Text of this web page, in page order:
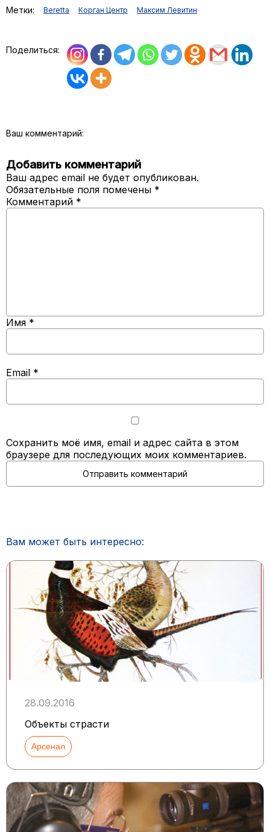
Метки: Beretta Корган Центр Максим Левитин
Поделиться:
Ваш комментарий:
Добавить комментарий
Ваш адрес email не будет опубликован.
Обязательные поля помечены *
Комментарий *
Имя *
Email *
Сохранить моё имя, email и адрес сайта в этом
браузере для последующих моих комментариев.
Вам может быть интересно:
28.09.2016
Объекты страсти
Арсенал